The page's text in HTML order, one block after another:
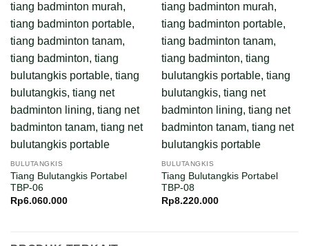
BULUTANGKIS
Tiang Bulutangkis Portabel
TBP-06
Rp6.060.000
BULUTANGKIS
Tiang Bulutangkis Portabel
TBP-08
Rp8.220.000